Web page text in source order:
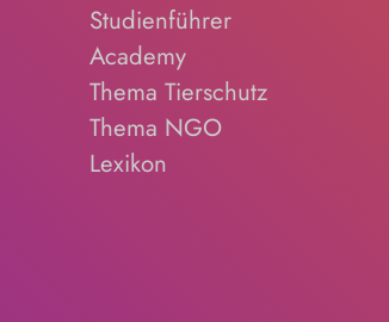
Studienführer
Academy
Thema Tierschutz
Thema NGO
Lexikon